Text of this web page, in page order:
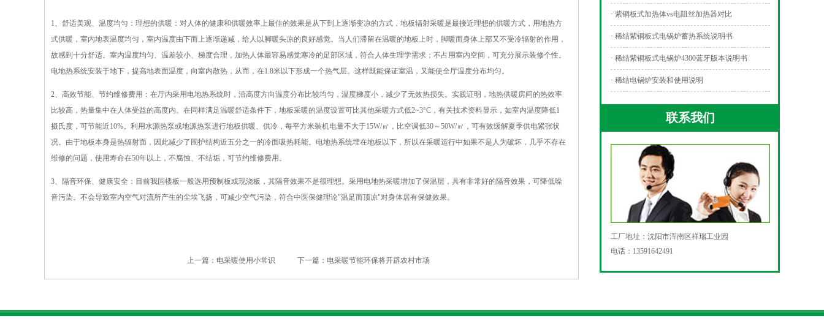
1、舒适美观、温度均匀：理想的供暖：对人体的健康和供暖效率上最佳的效果是从下到上逐渐变凉的方式，地板辐射采暖是最接近理想的供暖方式，用地热方
式供暖，室内地表温度均匀，室内温度由下而上逐渐递减，给人以脚暖头凉的良好感觉。当人们滞留在温暖的地板上时，脚暖而身体上部又不受冷辐射的作用，
故感到十分舒适。室内温度均匀、温差较小、梯度合理，加热人体最容易感觉寒冷的足部区域，符合人体生理学需求；不占用室内空间，可充分展示装修个性。
电地热系统安装于地下，提高地表面温度，向室内散热，从而，在1.8米以下形成一个热气层。这样既能保证室温，又能使全厅温度分布均匀。
2、高效节能、节约维修费用：在厅内采用电地热系统时，沿高度方向温度分布比较均匀，温度梯度小，减少了无效热损失。实践证明，地热供暖房间的热效率
比较高，热量集中在人体受益的高度内。在同样满足温暖舒适条件下，地板采暖的温度设置可比其他采暖方式低2~3°C，有关技术资料显示，如室内温度降低1
摄氏度，可节能近10%。利用水源热泵或地源热泵进行地板供暖、供冷，每平方米装机电量不大于15W/㎡，比空调低30～50W/㎡，可有效缓解夏季供电紧张状
况。由于地板本身是热辐射面，因此减少了围护结构近五分之一的冷面吸热耗能。电地热系统埋在地板以下，所以在采暖运行中如果不是人为破坏，几乎不存在
维修的问题，使用寿命在50年以上，不腐蚀、不结垢，可节约维修费用。
3、隔音环保、健康安全：目前我国楼板一般选用预制板或现浇板，其隔音效果不是很理想。采用电地热采暖增加了保温层，具有非常好的隔音效果，可降低噪
音污染。不会导致室内空气对流所产生的尘埃飞扬，可减少空气污染，符合中医保健理论"温足而顶凉"对身体居有保健效果。
上一篇： 电采暖使用小常识 下一篇： 电采暖节能环保将开辟农村市场
· 紫铜板式加热体vs电阻丝加热器对比
· 稀结紫铜板式电锅炉蓄热系统说明书
· 稀结紫铜板式电锅炉4300蓝牙版本说明书
· 稀结电锅炉安装和使用说明
联系我们
工厂地址：沈阳市浑南区祥瑞工业园
电话：13591642491